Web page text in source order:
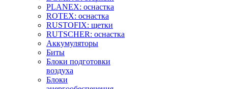
PLANEX: оснастка
ROTEX: оснастка
RUSTOFIX: щетки
RUTSCHER: оснастка
Аккумуляторы
Биты
Блоки подготовки
воздуха
Блоки